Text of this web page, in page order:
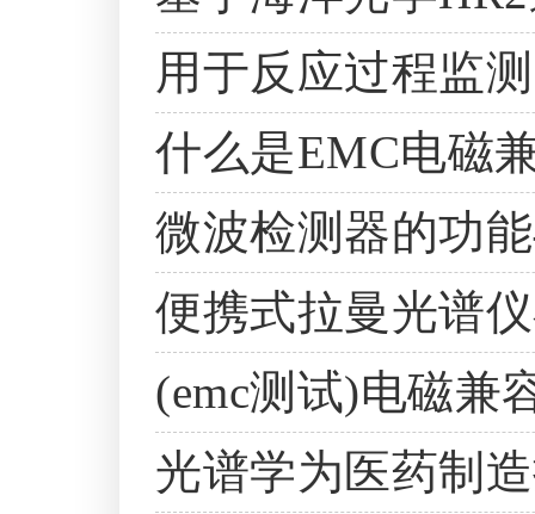
用于反应过程监
什么是EMC电磁
微波检测器的功
便携式拉曼光谱
(emc测试)电磁兼
光谱学为医药制